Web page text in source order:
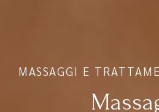
RILASSANTI